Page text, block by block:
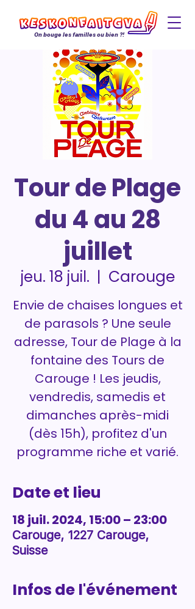
On bouge les familles ou bien ?!
Tour de Plage
du 4 au 28
juillet
jeu. 18 juil.
  |
Carouge
Envie de chaises longues et
de parasols ? Une seule
adresse, Tour de Plage à la
fontaine des Tours de
Carouge ! Les jeudis,
vendredis, samedis et
dimanches après-midi
(dès 15h), profitez d'un
programme riche et varié.
Date et lieu
18 juil. 2024, 15:00 – 23:00
Carouge, 1227 Carouge,
Suisse
Infos de l'événement